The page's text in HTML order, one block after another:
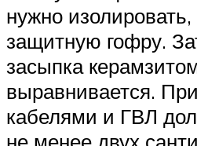
нужно
защитную гофру.
засыпка
выравнивается.
кабелями и ГВЛ